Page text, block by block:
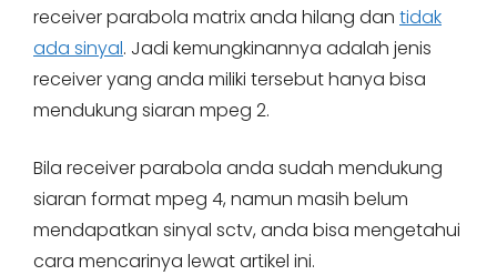
receiver parabola matrix anda hilang dan tidak
ada sinyal. Jadi kemungkinannya adalah jenis
receiver yang anda miliki tersebut hanya bisa
mendukung siaran mpeg 2.
Bila receiver parabola anda sudah mendukung
siaran format mpeg 4, namun masih belum
mendapatkan sinyal sctv, anda bisa mengetahui
cara mencarinya lewat artikel ini.